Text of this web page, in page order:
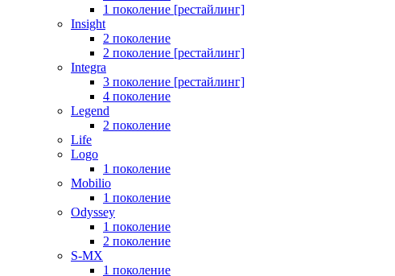
1 поколение [рестайлинг]
Insight
2 поколение
2 поколение [рестайлинг]
Integra
3 поколение [рестайлинг]
4 поколение
Legend
2 поколение
Life
Logo
1 поколение
Mobilio
1 поколение
Odyssey
1 поколение
2 поколение
S-MX
1 поколение